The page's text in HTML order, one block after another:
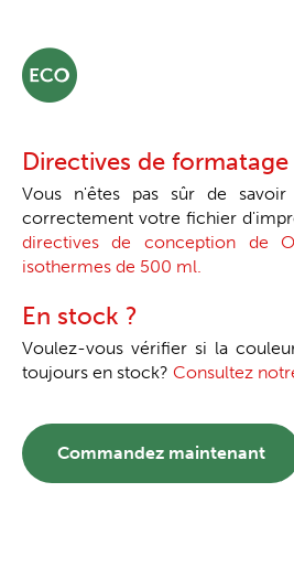
Directives de formatage
Vous n'êtes pas sûr de
correctement votre fichier
directives de conception de
isothermes de 500 ml.
En stock ?
Voulez-vous vérifier si la
toujours en stock? Consultez
Commandez maintenant